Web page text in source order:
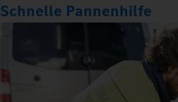
Schnelle Pannenhilfe